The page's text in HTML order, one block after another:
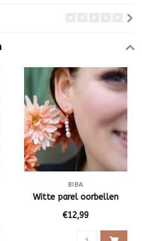
BIBA
Witte parel oorbellen
€12,99